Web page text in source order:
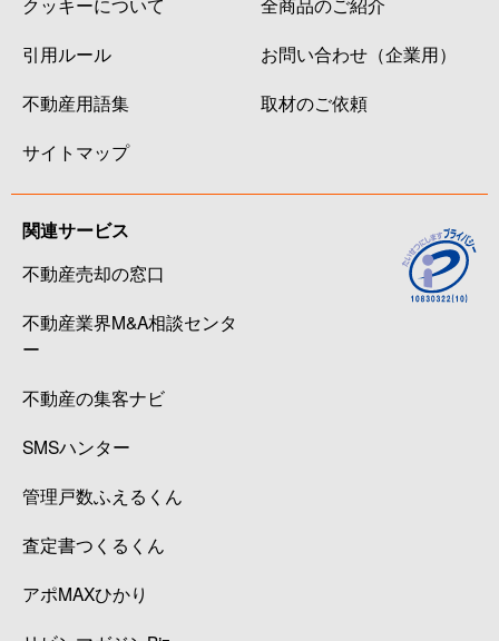
引用ルール
不動産用語集
サイトマップ
お問い合わせ（企業用）
取材のご依頼
関連サービス
不動産売却の窓口
不動産業界M&A相談センタ
ー
不動産の集客ナビ
SMSハンター
管理戸数ふえるくん
査定書つくるくん
アポMAXひかり